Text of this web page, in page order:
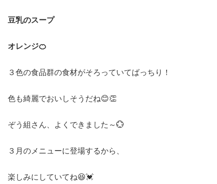
豆乳のスープ
オレンジ🍊
３色の食品群の食材がそろっていてばっちり！
色も綺麗でおいしそうだね😊👏
ぞう組さん、よくできました～💮
３月のメニューに登場するから、
楽しみにしていてね😆💓